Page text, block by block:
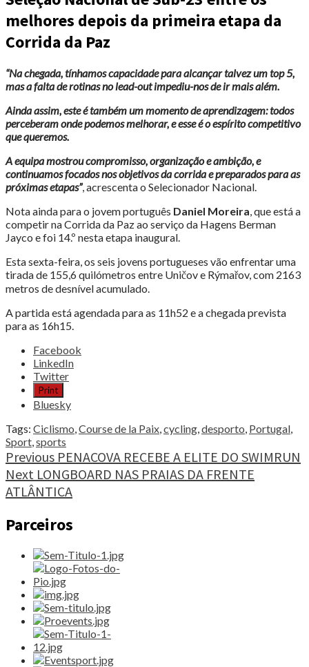
melhores depois da primeira etapa da
Corrida da Paz
“Na chegada, tínhamos capacidade para alcançar talvez um top 5,
mas a falta de rotinas no lead-out impediu-nos de ir mais além.
Ainda assim, este é também um momento de aprendizagem: todos
perceberam onde podemos melhorar, e esse é o espírito competitivo
que queremos.
A equipa mostrou compromisso, organização e ambição, e
continuamos focados nos objetivos da corrida e preparados para as
próximas etapas”, acrescenta o Selecionador Nacional.
Nota ainda para o jovem português Daniel Moreira , que está a
competir na Corrida da Paz ao serviço da Hagens Berman
Jayco e foi 14.º nesta etapa inaugural.
Esta sexta-feira, os seis jovens portugueses vão enfrentar uma
tirada de 155,6 quilómetros entre Uničov e Rýmařov, com 2163
metros de desnível acumulado.
A partida está agendada para as 11h52 e a chegada prevista
para as 16h15.
Share
post
"RÚBEN
RODRIGUES
TOP5
NA
CORRIDA
DA
PAZ"
Facebook
LinkedIn
Twitter
Print
Bluesky
Tags: Ciclismo Course de la Paix cycling desporto Portugal
Sport sports
Continue
Reading
Previous PENACOVA RECEBE A ELITE DO SWIMRUN
Next LONGBOARD NAS PRAIAS DA FRENTE
ATLÂNTICA
Parceiros